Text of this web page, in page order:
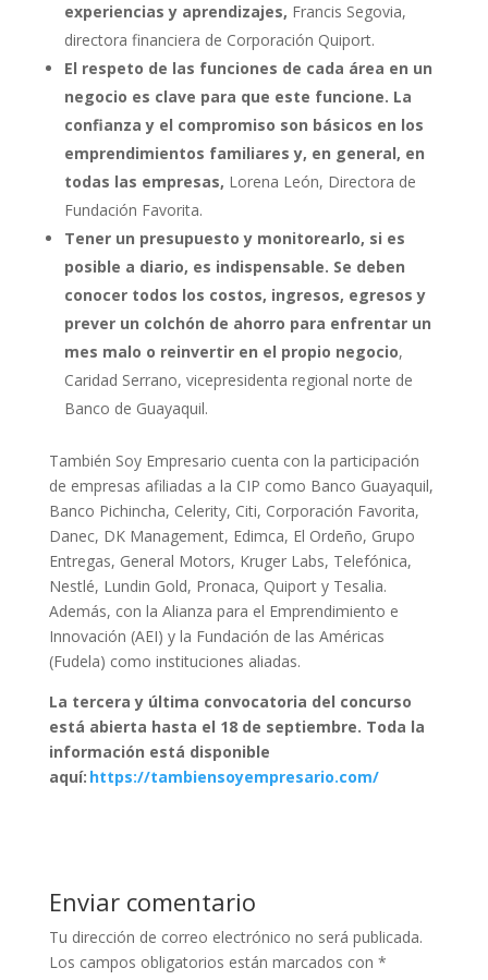
experiencias y aprendizajes, Francis Segovia,
directora financiera de Corporación Quiport.
El respeto de las funciones de cada área en un
negocio es clave para que este funcione. La
confianza y el compromiso son básicos en los
emprendimientos familiares y, en general, en
todas las empresas, Lorena León, Directora de
Fundación Favorita.
Tener un presupuesto y monitorearlo, si es
posible a diario, es indispensable. Se deben
conocer todos los costos, ingresos, egresos y
prever un colchón de ahorro para enfrentar un
mes malo o reinvertir en el propio negocio,
Caridad Serrano, vicepresidenta regional norte de
Banco de Guayaquil.
También Soy Empresario cuenta con la participación
de empresas afiliadas a la CIP como Banco Guayaquil,
Banco Pichincha, Celerity, Citi, Corporación Favorita,
Danec, DK Management, Edimca, El Ordeño, Grupo
Entregas, General Motors, Kruger Labs, Telefónica,
Nestlé, Lundin Gold, Pronaca, Quiport y Tesalia.
Además, con la Alianza para el Emprendimiento e
Innovación (AEI) y la Fundación de las Américas
(Fudela) como instituciones aliadas.
La tercera y última convocatoria del concurso
está abierta hasta el 18 de septiembre. Toda la
información está disponible
aquí: https://tambiensoyempresario.com/
Enviar comentario
Tu dirección de correo electrónico no será publicada.
Los campos obligatorios están marcados con *